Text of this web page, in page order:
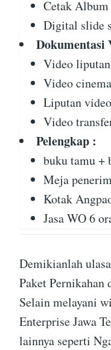
Cetak Album
Digital slide
Dokumentasi
Video
Video
Liputan
Video
Pelengkap :
buku tamu +
Meja
Kotak
Jasa WO 6
Demikianlah
Paket Pernikahan
Selain melayani
Enterprise Jawa
lainnya seperti